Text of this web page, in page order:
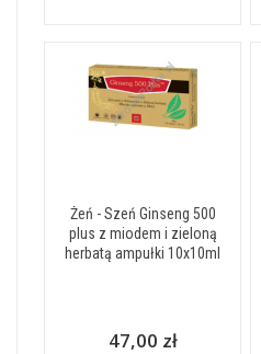
Żeń - Szeń Ginseng 500
plus z miodem i zieloną
herbatą ampułki 10x10ml
47,00 zł